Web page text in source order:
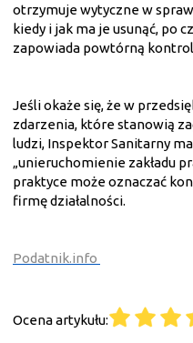
otrzymuje wytyczne w
kiedy i jak ma je usunąć, po
zapowiada powtórną
Jeśli okaże się, że w
zdarzenia, które stanowią
ludzi, Inspektor Sanitarny
„unieruchomienie zakładu
praktyce może oznaczać
firmę działalności.
Podatnik.info
Ocena artykułu: